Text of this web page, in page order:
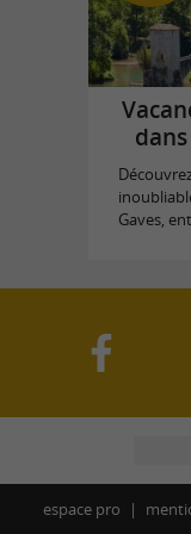
Gaves,
espace pro